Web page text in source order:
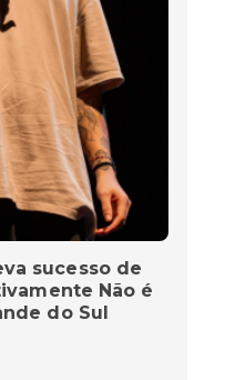
sucesso de
Não é
do Sul